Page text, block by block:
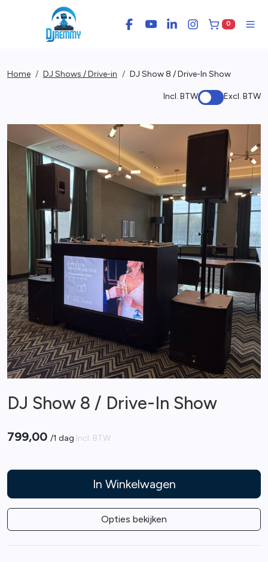
Facebook
YouTubeLinkedInInstagram
0
Home DJ Shows / Drive-in DJ Show 8 / Drive-In Show
Incl. BTW Excl. BTW
DJ Show 8 / Drive-In Show
799,00 /1 dag Incl. BTW
In Winkelwagen
Opties bekijken